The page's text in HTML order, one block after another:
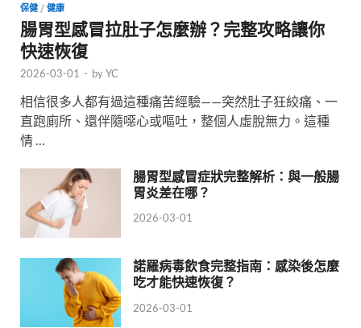
保健 / 健康
腸胃型感冒拉肚子怎麼辦？完整攻略讓你
快速恢復
2026-03-01 - byYC
相信很多人都有過這種痛苦經驗——突然肚子狂絞痛、一
直跑廁所、還伴隨噁心或嘔吐，整個人虛脫無力。這種
情 …
腸胃型感冒症狀完整解析：與一般腸
胃炎差在哪？
2026-03-01
諾羅病毒飲食完整指南：感染後怎麼
吃才能快速恢復？
2026-03-01